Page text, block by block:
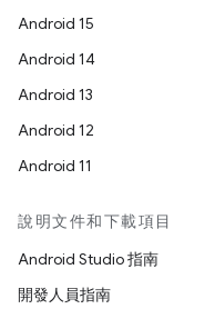
Android 15
Android 14
Android 13
Android 12
Android 11
說明文件和下載項目
Android Studio 指南
開發人員指南